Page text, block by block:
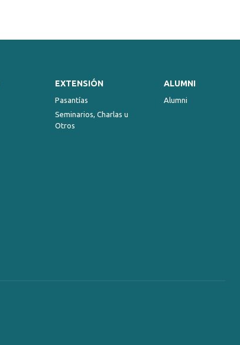
EXTENSIÓN
Pasantías
Seminarios, Charlas u
Otros
ALUMNI
Alumni